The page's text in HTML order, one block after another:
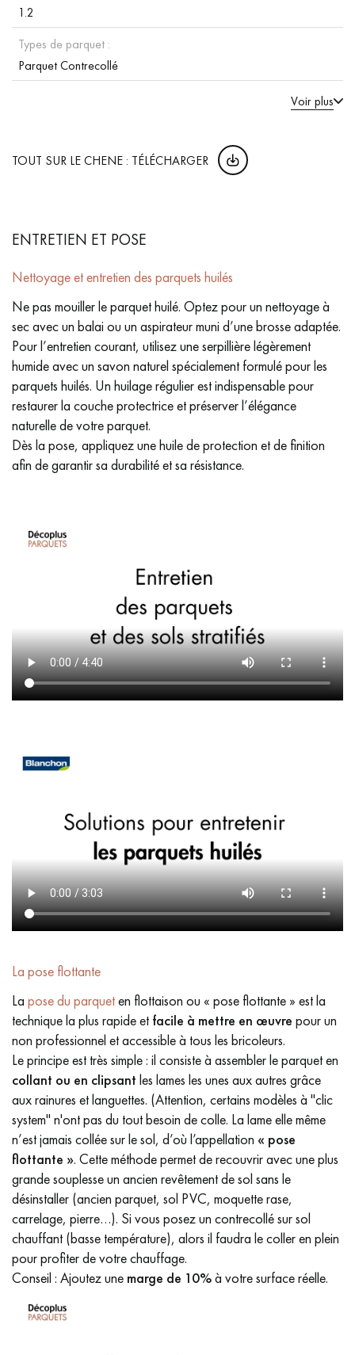
1.2
Types de parquet :
Parquet Contrecollé
Voir plus
TOUT SUR LE CHENE : TÉLÉCHARGER
ENTRETIEN ET POSE
Nettoyage et entretien des parquets huilés
Ne pas mouiller le parquet huilé. Optez pour un nettoyage à
sec avec un balai ou un aspirateur muni d’une brosse adaptée.
Pour l’entretien courant, utilisez une serpillière légèrement
humide avec un savon naturel spécialement formulé pour les
parquets huilés. Un huilage régulier est indispensable pour
restaurer la couche protectrice et préserver l’élégance
naturelle de votre parquet.
Dès la pose, appliquez une huile de protection et de finition
afin de garantir sa durabilité et sa résistance.
La pose flottante
La pose du parqueten flottaison ou « pose flottante » est la
technique la plus rapide et facile à mettre en œuvre pour un
non professionnel et accessible à tous les bricoleurs.
Le principe est très simple : il consiste à assembler le parquet en
collant ou en clipsant les lames les unes aux autres grâce
aux rainures et languettes. (Attention, certains modèles à "clic
system" n'ont pas du tout besoin de colle. La lame elle même
n’est jamais collée sur le sol, d’où l’appellation « pose
flottante ». Cette méthode permet de recouvrir avec une plus
grande souplesse un ancien revêtement de sol sans le
désinstaller (ancien parquet, sol PVC, moquette rase,
carrelage, pierre…). Si vous posez un contrecollé sur sol
chauffant (basse température), alors il faudra le coller en plein
pour profiter de votre chauffage.
Conseil : Ajoutez une marge de 10%à votre surface réelle.